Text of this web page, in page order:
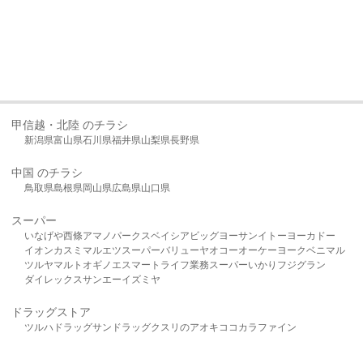
甲信越・北陸 のチラシ
新潟県富山県石川県福井県山梨県長野県
中国 のチラシ
鳥取県島根県岡山県広島県山口県
スーパー
いなげや西條アマノパークスベイシア ビッグヨーサンイトーヨーカドー
イオンカスミ マルエツスーパーバリューヤオコーオーケー ヨークベニマル
ツルヤマルト オギノ エスマート ライフ業務スーパーいかり フジグラン
ダイレックスサンエーイズミヤ
ドラッグストア
ツルハドラッグサンドラッグクスリのアオキ ココカラファイン